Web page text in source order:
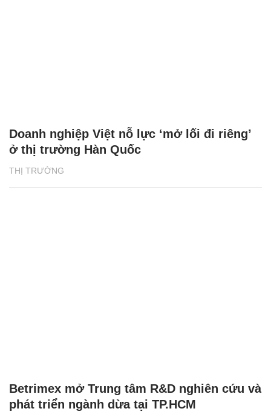
THỊ TRƯỜNG
Doanh nghiệp Việt nỗ lực ‘mở lối đi riêng’
ở thị trường Hàn Quốc
Betrimex mở Trung tâm R&D nghiên cứu và
phát triển ngành dừa tại TP.HCM